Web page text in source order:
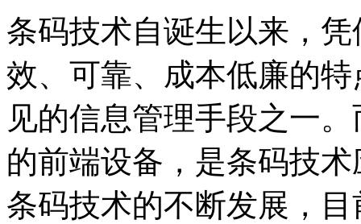
条码技术自诞生以来，
效、可靠、成本低廉的
见的信息管理手段之一
的前端设备，是条码技
条码技术的不断发展，